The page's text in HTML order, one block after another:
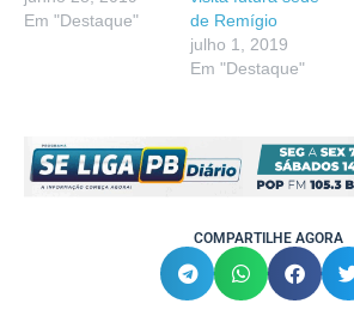
Em "Destaque"
de Remígio
julho 1, 2019
Em "Destaque"
COMPARTILHE AGORA